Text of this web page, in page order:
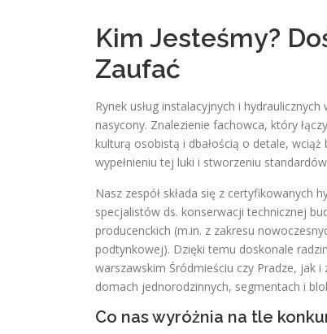
Kim Jesteśmy?
Zaufać
Rynek usług instalacyjnych i
nasycony. Znalezienie fachowca, który
kulturą osobistą i dbałością o detale,
wypełnieniu tej luki i stworzeniu
Nasz zespół składa się z certyfikowanych
specjalistów ds. konserwacji technicznej
producenckich (m.in. z zakresu
podtynkowej). Dzięki temu doskonale
warszawskim Śródmieściu czy Pradze, jak
domach jednorodzinnych, segmentach i
Co nas wyróżnia na tle